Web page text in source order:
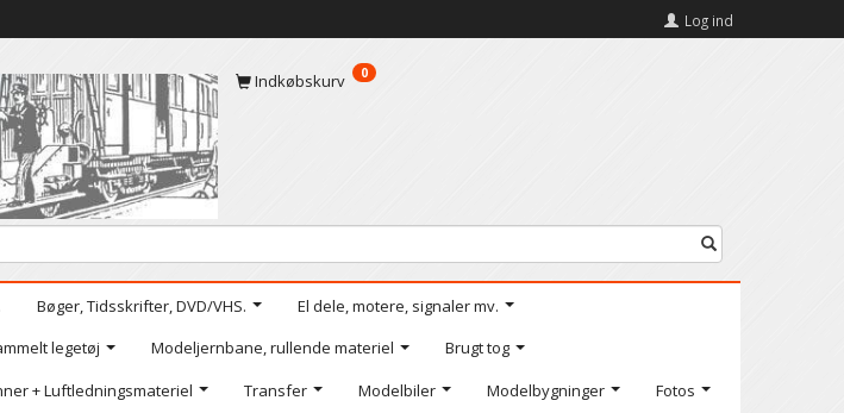
Log ind
Indkøbskurv 0
Bøger, Tidsskrifter, DVD/VHS.
El dele, motere, signaler mv.
legetøj Modeljernbane, rullende materiel
Brugt tog
+ Luftledningsmateriel Transfer Modelbiler Modelbygninger
Fotos